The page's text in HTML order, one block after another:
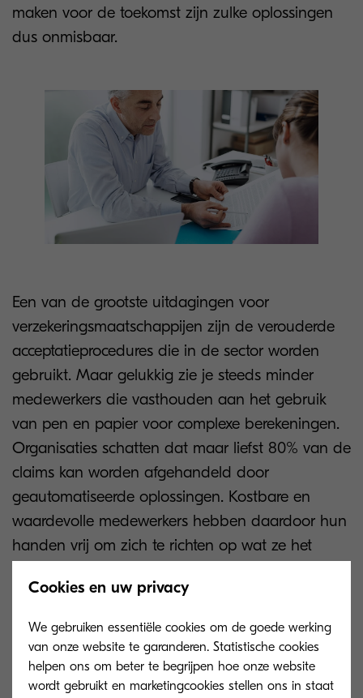
maken voor de toekomst zijn zulke oplossingen
dus onmisbaar.
Een van de grootste uitdagingen voor
verzekeringsmaatschappijen zijn de verouderde
acceptatieprocedures die in de sector worden
gebruikt. Maar gelukkig zie je steeds minder
medewerkers die vasthouden aan het gebruik
van pen en papier voor complexe berekeningen.
Organisaties schatten dat maar liefst 80% van de
claims kan worden afgehandeld door
geautomatiseerde oplossingen. Kostbare en
waardevolle medewerkers hebben daardoor hun
handen vrij om zich te richten op wat ze het
verzekeringsmaatschappijen nieuwe
mogelijkheden om hun dienstverlening te
verbeteren: een belangrijke factor in het
Cookies en uw privacy
We gebruiken essentiële cookies om de goede werking
van onze website te garanderen. Statistische cookies
helpen ons om beter te begrijpen hoe onze website
wordt gebruikt en marketingcookies stellen ons in staat